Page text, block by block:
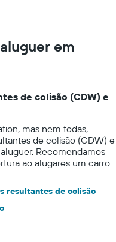
em
de colisão (CDW) e
mas nem todas,
de colisão (CDW) e
Recomendamos
ao alugares um carro
resultantes de colisão